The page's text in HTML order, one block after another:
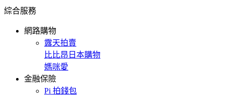
綜合服務
網路購物
露天拍賣
比比昂日本購物
媽咪愛
金融保險
Pi 拍錢包